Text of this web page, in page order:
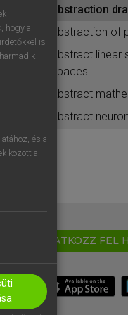
abstraction
abstraction of
abstract
spaces
abstract
abstract neuron
IRATKOZZ FEL
hogy a
is
és a
között a